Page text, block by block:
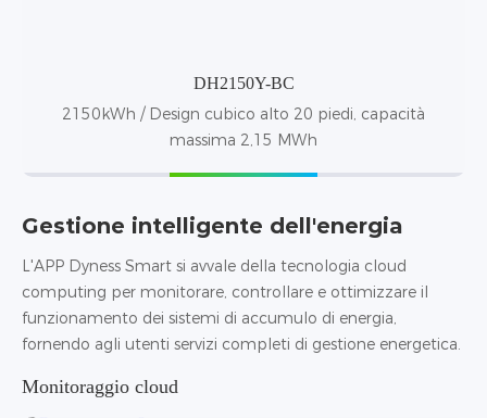
DH2150Y-BC
2150kWh / Design cubico alto 20 piedi, capacità
massima 2,15 MWh
Gestione intelligente dell'energia
L'APP Dyness Smart si avvale della tecnologia cloud
computing per monitorare, controllare e ottimizzare il
funzionamento dei sistemi di accumulo di energia,
fornendo agli utenti servizi completi di gestione energetica.
Monitoraggio cloud